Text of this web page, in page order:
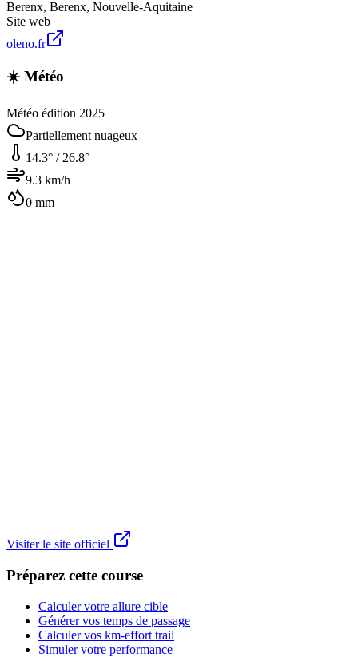
Berenx, Berenx, Nouvelle-Aquitaine
Site web
oleno.fr
☀️ Météo
Météo édition 2025
Partiellement nuageux
14.3° / 26.8°
9.3 km/h
0 mm
Visiter le site officiel
Préparez cette course
Calculer votre allure cible
Générer vos temps de passage
Calculer vos km-effort trail
Simuler votre performance